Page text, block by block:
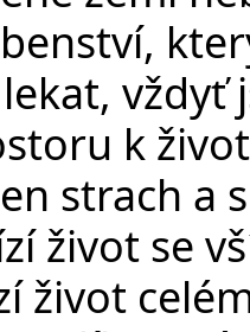
vždyť
k
strach a
život se
život